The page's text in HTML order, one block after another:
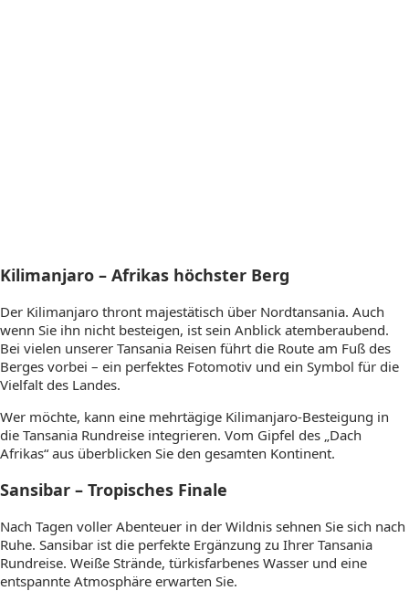
Kilimanjaro – Afrikas höchster Berg
Der Kilimanjaro thront majestätisch über Nordtansania. Auch
wenn Sie ihn nicht besteigen, ist sein Anblick atemberaubend.
Bei vielen unserer Tansania Reisen führt die Route am Fuß des
Berges vorbei – ein perfektes Fotomotiv und ein Symbol für die
Vielfalt des Landes.
Wer möchte, kann eine mehrtägige Kilimanjaro-Besteigung in
die Tansania Rundreise integrieren. Vom Gipfel des „Dach
Afrikas“ aus überblicken Sie den gesamten Kontinent.
Sansibar – Tropisches Finale
Nach Tagen voller Abenteuer in der Wildnis sehnen Sie sich nach
Ruhe. Sansibar ist die perfekte Ergänzung zu Ihrer Tansania
Rundreise. Weiße Strände, türkisfarbenes Wasser und eine
entspannte Atmosphäre erwarten Sie.